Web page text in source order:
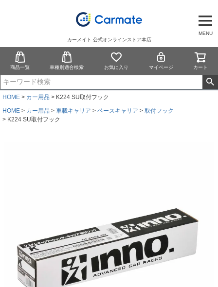
MENU
カーメイト 公式オンラインストア本店
商品一覧 車種別適合検索 お気に入り マイページ カート
HOME カー用品
K224 SU取付フック
HOME
カー用品 車載キャリア ベースキャリア
取付フック
K224 SU取付フック